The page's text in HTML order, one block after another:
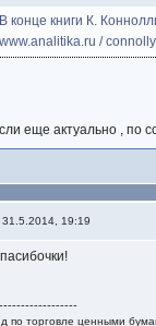
В конце книги К.
www.analitika.ru /
еще актуально , по
31.5.2014, 19:19
по торговле ценными